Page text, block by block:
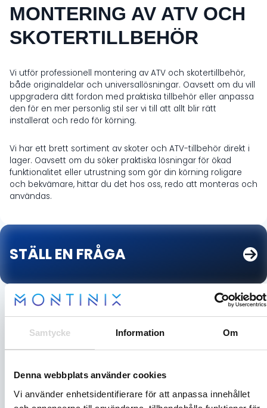
Samtycke Information Om
Denna webbplats använder cookies
Vi använder enhetsidentifierare för att anpassa innehållet
MONTERING AV ATV OCH
SKOTERTILLBEHÖR
Vi utför professionell montering av ATV och skotertillbehör,
både originaldelar och universallösningar. Oavsett om du vill
uppgradera ditt fordon med praktiska tillbehör eller anpassa
den för en mer personlig stil ser vi till att allt blir rätt
installerat och redo för körning.
Vi har ett brett sortiment av skoter och ATV-tillbehör direkt i
lager. Oavsett om du söker praktiska lösningar för ökad
funktionalitet eller utrustning som gör din körning roligare
och bekvämare, hittar du det hos oss, redo att monteras och
användas.
STÄLL EN FRÅGA